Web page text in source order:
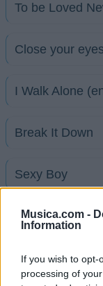
Musica.com -
Information
If you wish to
processing of
To be Loved
Close your
I Walk Alone
Break It Down
Sexy Boy
Money in the
Money in the